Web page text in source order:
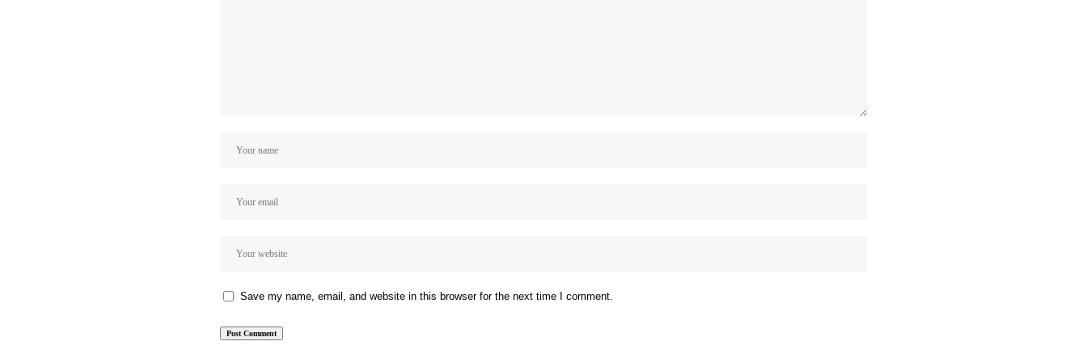
Save my name, email, and website in this browser for the next time I comment.